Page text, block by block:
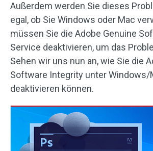
Außerdem werden Sie dieses
egal, ob Sie Windows oder Mac
müssen Sie die Adobe Genuine
Service deaktivieren, um das
Sehen wir uns nun an, wie Sie die
Software Integrity unter Windows/
deaktivieren können.